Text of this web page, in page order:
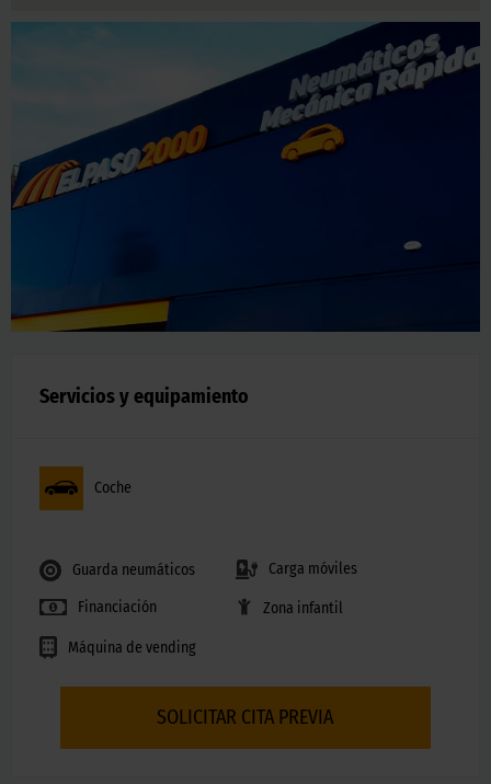
Servicios y equipamiento
Coche
Guarda neumáticos Carga móviles
Financiación Zona infantil
Máquina de vending
SOLICITAR CITA PREVIA